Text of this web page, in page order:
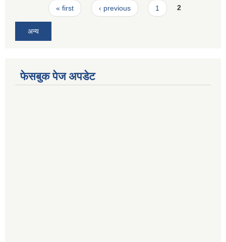
Pages« first ‹ previous 1 2
अन्य
फेसबुक पेज अपडेट